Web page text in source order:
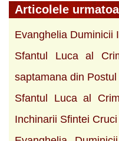
Articolele
Evanghelia Duminicii
Sfantul Luca al
saptamana din
Sfantul Luca al
Inchinarii Sfintei